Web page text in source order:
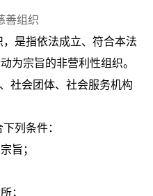
善组织
是指依法成立、符合本法
为宗旨的非营利性组织。
社会团体、社会服务机构
列条件：
旨；
；